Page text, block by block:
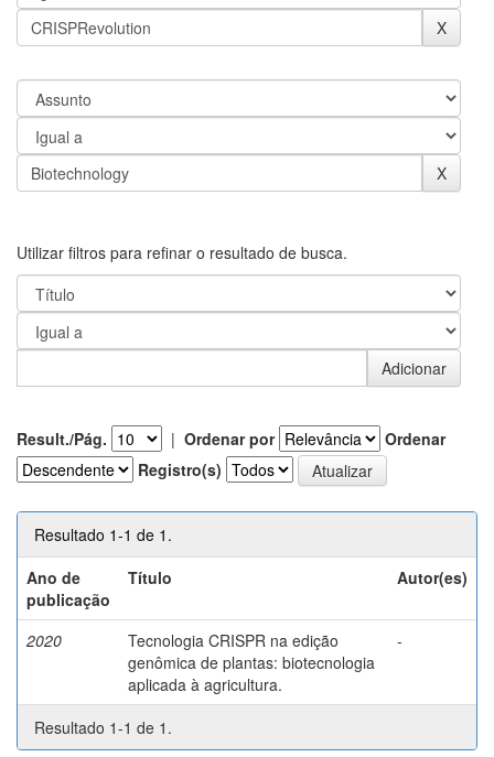
Utilizar filtros para refinar o resultado de busca.
Result./Pág. | Ordenar por
Ordenar
Registro(s)
Resultado 1-1 de 1.
Ano de
publicação
Título Autor(es)
2020
Tecnologia CRISPR na edição
genômica de plantas: biotecnologia
aplicada à agricultura.
-
Resultado 1-1 de 1.